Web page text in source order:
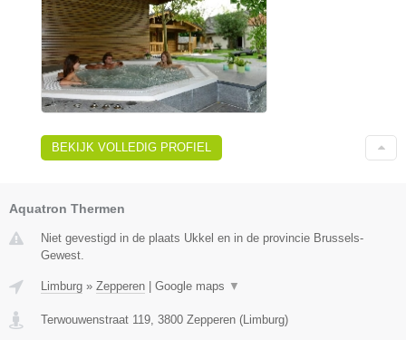
BEKIJK VOLLEDIG PROFIEL
Aquatron Thermen
Niet gevestigd in de plaats Ukkel en in de provincie Brussels-
Gewest.
Limburg » Zepperen | Google maps ▼
Terwouwenstraat 119 3800 Zepperen (Limburg)